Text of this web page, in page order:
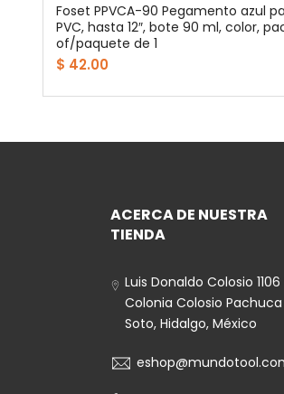
Foset PPVCA-90 Pegamento azul
PVC, hasta 12″, bote 90 ml, color,
of/paquete de 1
$ 42.00
ACERCA DE NUESTRA
TIENDA
Luis Donaldo Colosio 1106
Colonia Colosio
Soto, Hidalgo, México